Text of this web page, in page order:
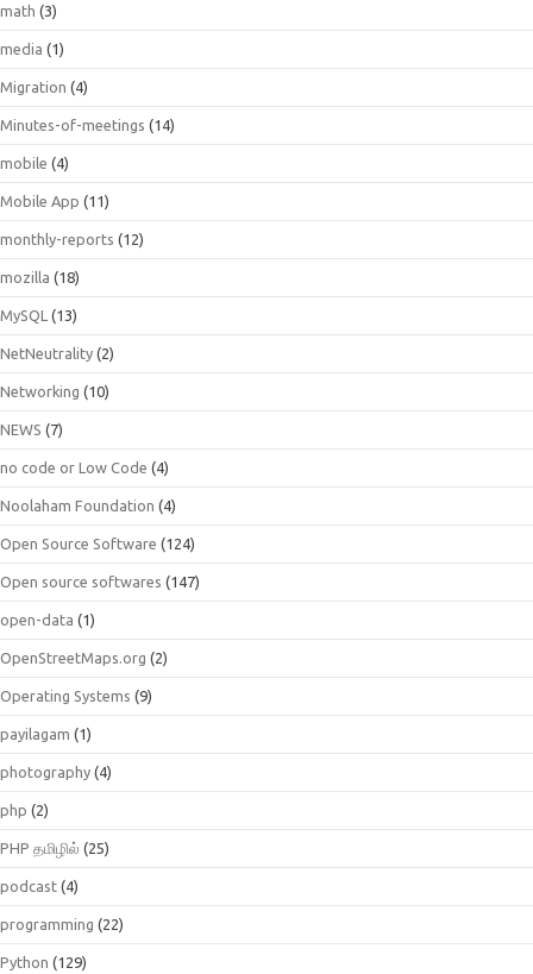
math (3)
media (1)
Migration (4)
Minutes-of-meetings (14)
mobile (4)
Mobile App (11)
monthly-reports (12)
mozilla (18)
MySQL (13)
NetNeutrality (2)
Networking (10)
NEWS (7)
no code or Low Code (4)
Noolaham Foundation (4)
Open Source Software (124)
Open source softwares (147)
open-data (1)
OpenStreetMaps.org (2)
Operating Systems (9)
payilagam (1)
photography (4)
php (2)
PHP தமிழில் (25)
podcast (4)
programming (22)
Python (129)